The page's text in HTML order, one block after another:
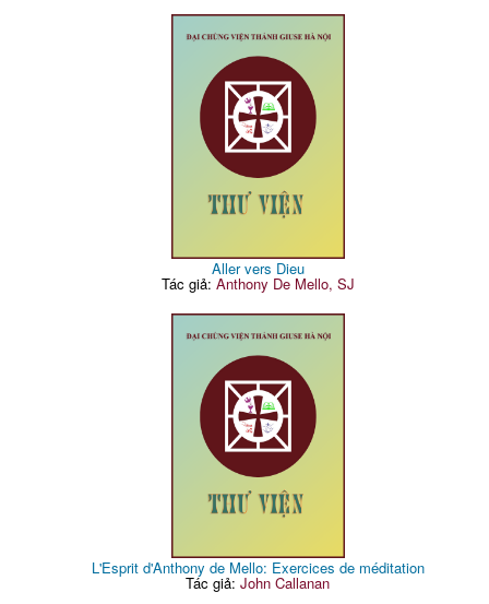
Aller vers Dieu
Tác giả: Anthony De Mello, SJ
L'Esprit d'Anthony de Mello: Exercices de méditation
Tác giả:John Callanan